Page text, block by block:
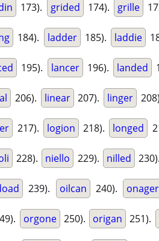
173). grided 174). grille
184). ladder 185). laddie
195). lancer 196). landed
206). linear 207). linger
217). logion 218). longed
228). niello 229). nilled 230).
239). oilcan 240). onager
orgone 250). origan 251).